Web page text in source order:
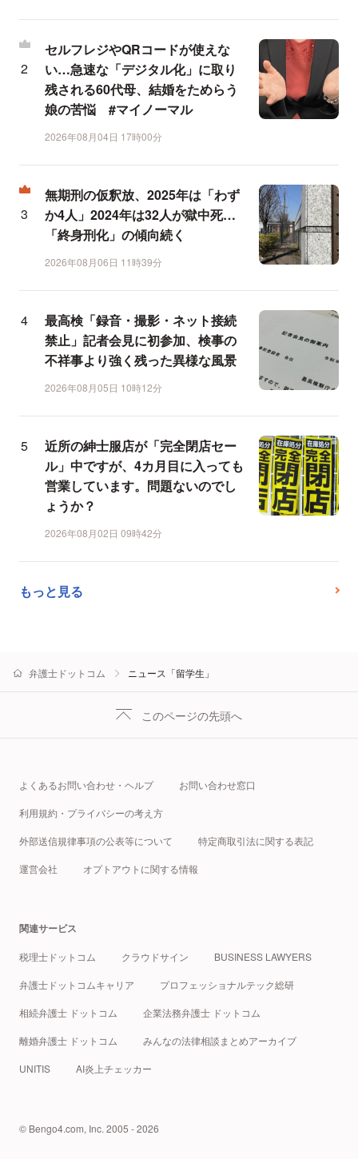
セルフレジやQRコードが使えな
い…急速な「デジタル化」に取り
残される60代母、結婚をためらう
娘の苦悩 #マイノーマル
2026年08月04日 17時00分
無期刑の仮釈放、2025年は「わず
か4人」2024年は32人が獄中死…
「終身刑化」の傾向続く
2026年08月06日 11時39分
最高検「録音・撮影・ネット接続
禁止」記者会見に初参加、検事の
不祥事より強く残った異様な風景
2026年08月05日 10時12分
近所の紳士服店が「完全閉店セー
ル」中ですが、4カ月目に入っても
営業しています。問題ないのでし
ょうか？
2026年08月02日 09時42分
もっと見る
弁護士ドットコム ニュース「留学生」
このページの先頭へ
よくあるお問い合わせ・ヘルプ お問い合わせ窓口
利用規約・プライバシーの考え方
外部送信規律事項の公表等について 特定商取引法に関する表記
運営会社 オプトアウトに関する情報
関連サービス
税理士ドットコム クラウドサイン BUSINESS LAWYERS
弁護士ドットコムキャリア プロフェッショナルテック総研
相続弁護士 ドットコム 企業法務弁護士 ドットコム
離婚弁護士 ドットコム みんなの法律相談まとめアーカイブ
UNITIS AI炎上チェッカー
© Bengo4.com, Inc. 2005 - 2026